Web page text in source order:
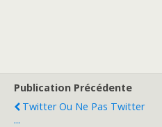
Publication Précédente
Twitter Ou Ne Pas Twitter
...